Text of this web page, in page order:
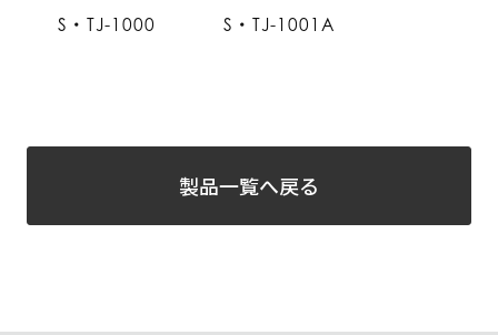
S・TJ-1000 S・TJ-1001A
製品一覧へ戻る